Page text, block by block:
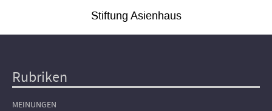
Stiftung Asienhaus
Hauptnavigation
Rubriken
MEINUNGEN